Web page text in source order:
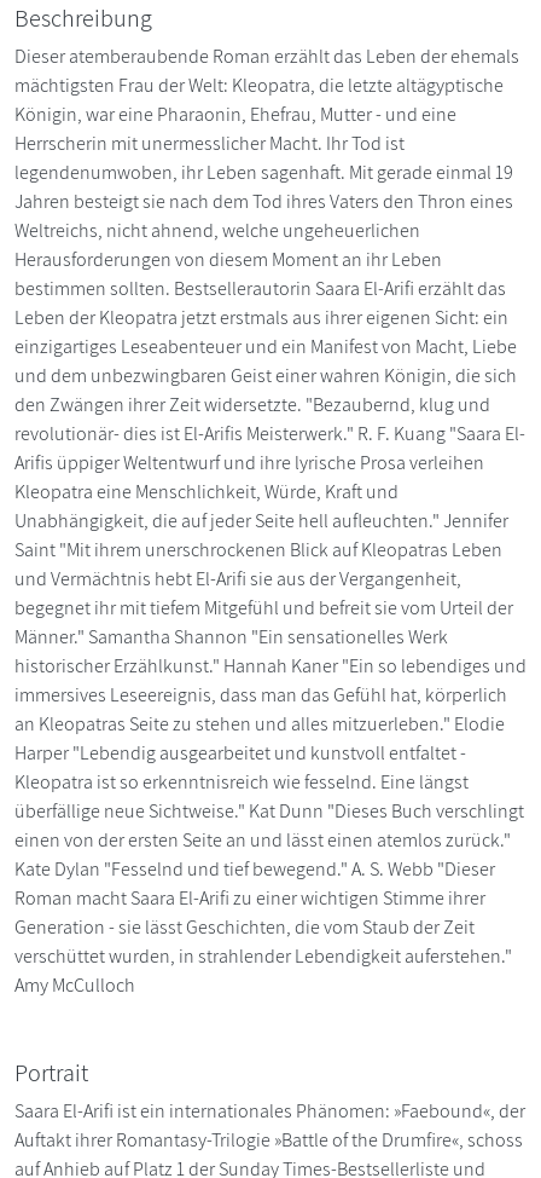
Beschreibung
Dieser atemberaubende Roman erzählt das Leben der ehemals
mächtigsten Frau der Welt: Kleopatra, die letzte altägyptische
Königin, war eine Pharaonin, Ehefrau, Mutter - und eine
Herrscherin mit unermesslicher Macht. Ihr Tod ist
legendenumwoben, ihr Leben sagenhaft. Mit gerade einmal 19
Jahren besteigt sie nach dem Tod ihres Vaters den Thron eines
Weltreichs, nicht ahnend, welche ungeheuerlichen
Herausforderungen von diesem Moment an ihr Leben
bestimmen sollten. Bestsellerautorin Saara El-Arifi erzählt das
Leben der Kleopatra jetzt erstmals aus ihrer eigenen Sicht: ein
einzigartiges Leseabenteuer und ein Manifest von Macht, Liebe
und dem unbezwingbaren Geist einer wahren Königin, die sich
den Zwängen ihrer Zeit widersetzte. "Bezaubernd, klug und
revolutionär- dies ist El-Arifis Meisterwerk." R. F. Kuang "Saara El-
Arifis üppiger Weltentwurf und ihre lyrische Prosa verleihen
Kleopatra eine Menschlichkeit, Würde, Kraft und
Unabhängigkeit, die auf jeder Seite hell aufleuchten." Jennifer
Saint "Mit ihrem unerschrockenen Blick auf Kleopatras Leben
und Vermächtnis hebt El-Arifi sie aus der Vergangenheit,
begegnet ihr mit tiefem Mitgefühl und befreit sie vom Urteil der
Männer." Samantha Shannon "Ein sensationelles Werk
historischer Erzählkunst." Hannah Kaner "Ein so lebendiges und
immersives Leseereignis, dass man das Gefühl hat, körperlich
an Kleopatras Seite zu stehen und alles mitzuerleben." Elodie
Harper "Lebendig ausgearbeitet und kunstvoll entfaltet -
Kleopatra ist so erkenntnisreich wie fesselnd. Eine längst
überfällige neue Sichtweise." Kat Dunn "Dieses Buch verschlingt
einen von der ersten Seite an und lässt einen atemlos zurück."
Kate Dylan "Fesselnd und tief bewegend." A. S. Webb "Dieser
Roman macht Saara El-Arifi zu einer wichtigen Stimme ihrer
Generation - sie lässt Geschichten, die vom Staub der Zeit
verschüttet wurden, in strahlender Lebendigkeit auferstehen."
Amy McCulloch
Portrait
Saara El-Arifi ist ein internationales Phänomen: »Faebound«, der
Auftakt ihrer Romantasy-Trilogie »Battle of the Drumfire«, schoss
auf Anhieb auf Platz 1 der Sunday Times-Bestsellerliste und